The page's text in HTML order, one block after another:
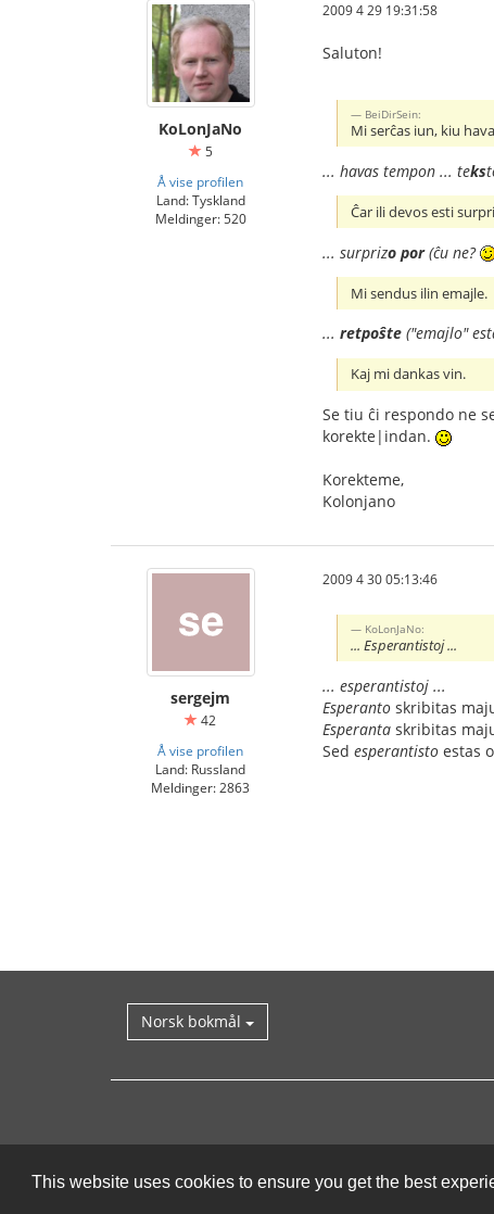
This website uses cookies to ensure you get the best
KoLonJaNo
5
Å vise profilen
Land: Tyskland
Meldinger: 520
2009 4 29 19:31:58
Saluton!
BeiDirSein:
Mi serĉas iun, kiu
... havas tempon ... teks
Ĉar ili devos esti
... surprizo por(ĉu ne?
Mi sendus ilin emajle.
... retpoŝte ("emajlo"
Kaj mi dankas vin.
Se tiu ĉi respondo ne
korekte|indan.
Korekteme,
Kolonjano
sergejm
42
Å vise profilen
Land: Russland
Meldinger: 2863
2009 4 30 05:13:46
KoLonJaNo:
... Esperantistoj ...
... esperantistoj ...
Esperanto skribitas
Esperanta skribitas
Sed esperantisto estas
Norsk bokmål